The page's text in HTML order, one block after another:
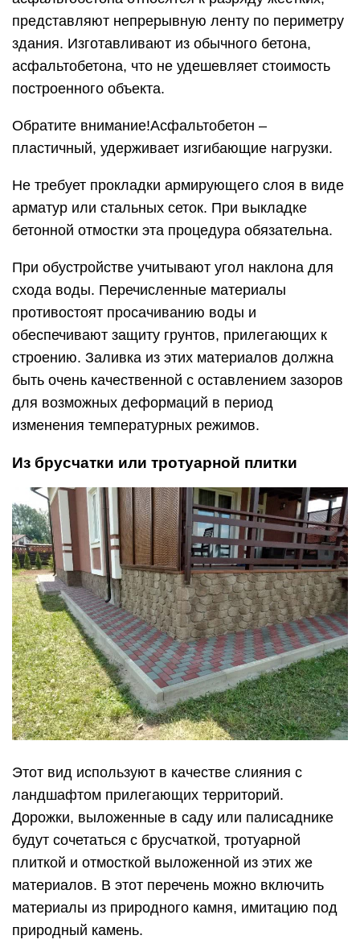
представляют непрерывную ленту по периметру
здания. Изготавливают из обычного бетона,
асфальтобетона, что не удешевляет стоимость
построенного объекта.
Обратите внимание!Асфальтобетон –
пластичный, удерживает изгибающие нагрузки.
Не требует прокладки армирующего слоя в виде
арматур или стальных сеток. При выкладке
бетонной отмостки эта процедура обязательна.
При обустройстве учитывают угол наклона для
схода воды. Перечисленные материалы
противостоят просачиванию воды и
обеспечивают защиту грунтов, прилегающих к
строению. Заливка из этих материалов должна
быть очень качественной с оставлением зазоров
для возможных деформаций в период
изменения температурных режимов.
Из брусчатки или тротуарной плитки
Этот вид используют в качестве слияния с
ландшафтом прилегающих территорий.
Дорожки, выложенные в саду или палисаднике
будут сочетаться с брусчаткой, тротуарной
плиткой и отмосткой выложенной из этих же
материалов. В этот перечень можно включить
материалы из природного камня, имитацию под
природный камень.